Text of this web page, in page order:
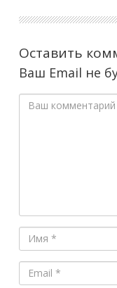
Оставить
Ваш Email не